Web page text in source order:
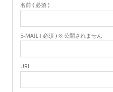
名前 ( 必須 )
E-MAIL ( 必須 ) ※ 公開されません
URL